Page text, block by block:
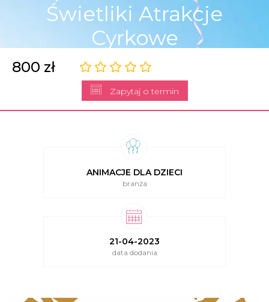
Świetliki Atrakcje
Cyrkowe
800 zł
Zapytaj o termin
ANIMACJE DLA DZIECI
branża
21-04-2023
data dodania